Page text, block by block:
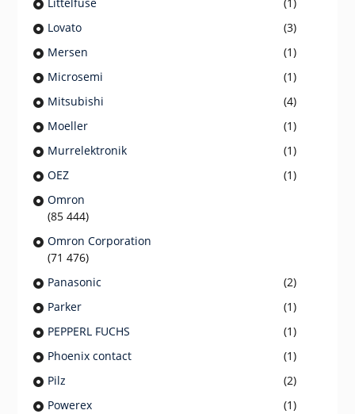
Lovato
(3)
Mersen
(1)
Microsemi
(1)
Mitsubishi
(4)
Moeller
(1)
Murrelektronik
(1)
OEZ
(1)
Omron
(85 444)
Omron Corporation
(71 476)
Panasonic
(2)
Parker
(1)
PEPPERL FUCHS
(1)
Phoenix contact
(1)
Pilz
(2)
Powerex
(1)